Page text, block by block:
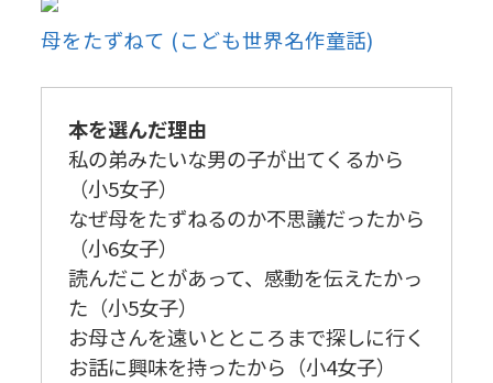
母をたずねて (こども世界名作童話)
本を選んだ理由
私の弟みたいな男の子が出てくるから
（小5女子）
なぜ母をたずねるのか不思議だったから
（小6女子）
読んだことがあって、感動を伝えたかっ
た（小5女子）
お母さんを遠いとところまで探しに行く
お話に興味を持ったから（小4女子）